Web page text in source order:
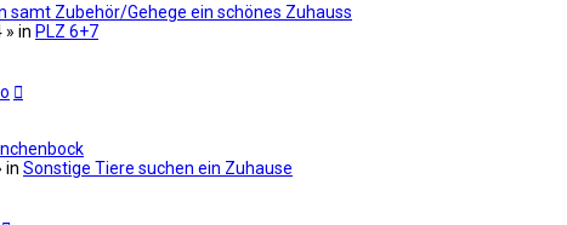
samt Zubehör/Gehege ein schönes Zuhauss
» in PLZ 6+7
in Sonstige Tiere suchen ein Zuhause